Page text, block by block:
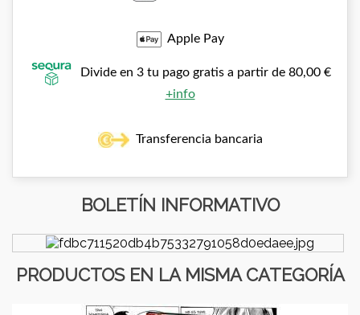
Apple Pay
Divide en 3 tu pago gratis a partir de 80,00 €
+info
Transferencia bancaria
BOLETÍN INFORMATIVO
PRODUCTOS EN LA MISMA CATEGORÍA